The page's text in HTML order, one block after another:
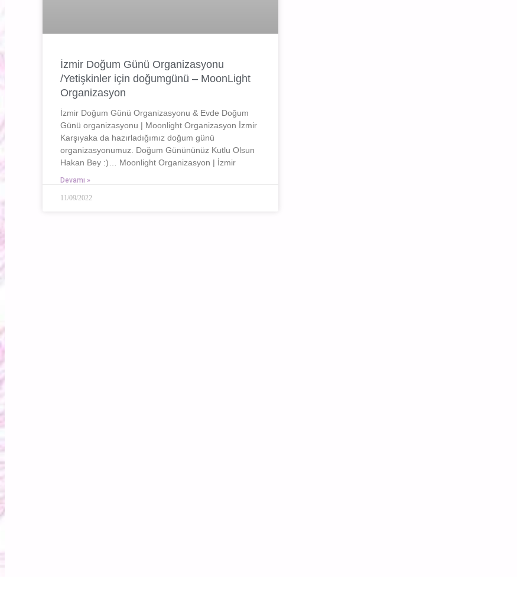
İzmir Doğum Günü Organizasyonu
/Yetişkinler için doğumgünü – MoonLight
Organizasyon
İzmir Doğum Günü Organizasyonu & Evde Doğum
Günü organizasyonu | Moonlight Organizasyon İzmir
Karşıyaka da hazırladığımız doğum günü
organizasyonumuz. Doğum Günününüz Kutlu Olsun
Hakan Bey :)… Moonlight Organizasyon | İzmir
Devamı »
11/09/2022